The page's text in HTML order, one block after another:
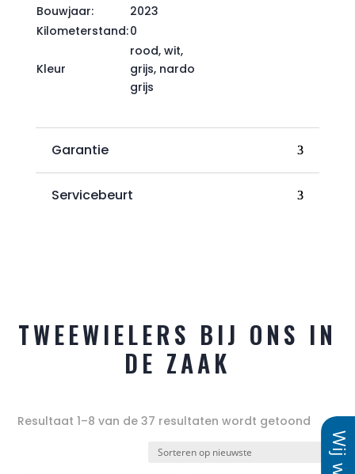
Bouwjaar:
2023
Kilometerstand:0
Kleur
rood, wit,
grijs, nardo
grijs
Garantie
Servicebeurt
TWEEWIELERS BIJ ONS IN
DE ZAAK
Resultaat 1–8 van de 37 resultaten wordt getoond